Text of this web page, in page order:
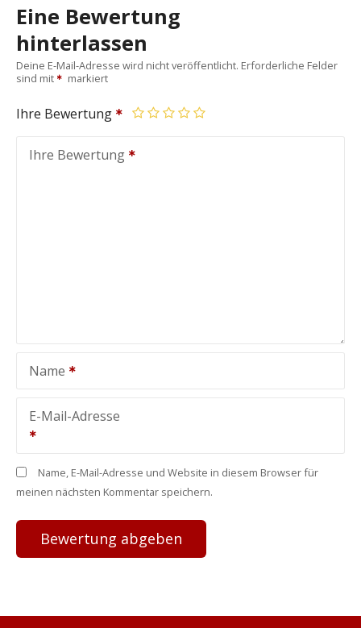
Eine Bewertung
hinterlassen
Deine E-Mail-Adresse wird nicht veröffentlicht. Erforderliche Felder
sind mit
markiert
Ihre Bewertung
Ihre Bewertung
Name
E-Mail-Adresse
Name, E-Mail-Adresse und Website in diesem Browser für
meinen nächsten Kommentar speichern.